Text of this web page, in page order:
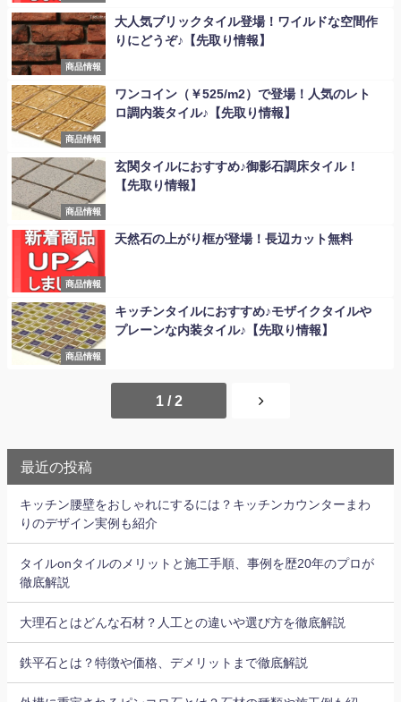
商品情報
大人気ブリックタイル登場！ワイルドな空間作
りにどうぞ♪【先取り情報】
商品情報
ワンコイン（￥525/m2）で登場！人気のレト
ロ調内装タイル♪【先取り情報】
商品情報
玄関タイルにおすすめ♪御影石調床タイル！
【先取り情報】
商品情報
天然石の上がり框が登場！長辺カット無料
商品情報
キッチンタイルにおすすめ♪モザイクタイルや
プレーンな内装タイル♪【先取り情報】
1 / 2
最近の投稿
キッチン腰壁をおしゃれにするには？キッチンカウンターまわ
りのデザイン実例も紹介
タイルonタイルのメリットと施工手順、事例を歴20年のプロが
徹底解説
大理石とはどんな石材？人工との違いや選び方を徹底解説
鉄平石とは？特徴や価格、デメリットまで徹底解説